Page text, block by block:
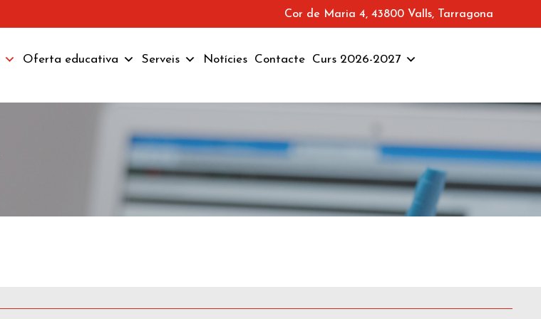
Cor de Maria 4, 43800 Valls, Tarragona
Oferta educativa Serveis Notícies Contacte Curs 2026-2027